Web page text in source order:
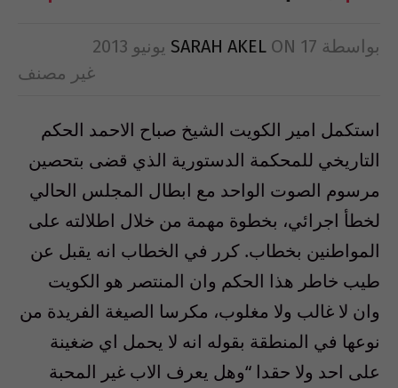
بواسطة SARAH AKEL ON 17 يونيو 2013
غير مصنف
استكمل امير الكويت الشيخ صباح الاحمد الحكم
التاريخي للمحكمة الدستورية الذي قضى بتحصين
مرسوم الصوت الواحد مع ابطال المجلس الحالي
لخطأ اجرائي، بخطوة مهمة من خلال اطلالته على
المواطنين بخطاب. كرر في الخطاب انه يقبل عن
طيب خاطر هذا الحكم وان المنتصر هو الكويت
وان لا غالب ولا مغلوب، مكرسا الصيغة الفريدة من
نوعها في المنطقة بقوله انه لا يحمل اي ضغينة
على احد ولا حقدا “وهل يعرف الاب غير المحبة